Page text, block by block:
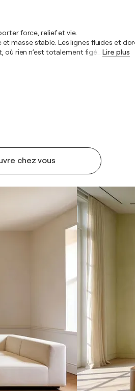
chez vous
force, relief et vie.
masse stable. Les lignes fluides et
où rien n’est totalement figé
Lire plus